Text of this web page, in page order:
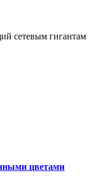
сетевым гигантам
цветами